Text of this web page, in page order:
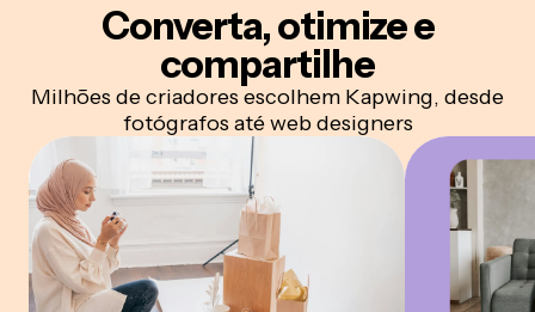
Converta, otimize e
compartilhe
Milhões de criadores escolhem Kapwing, desde
fotógrafos até web designers